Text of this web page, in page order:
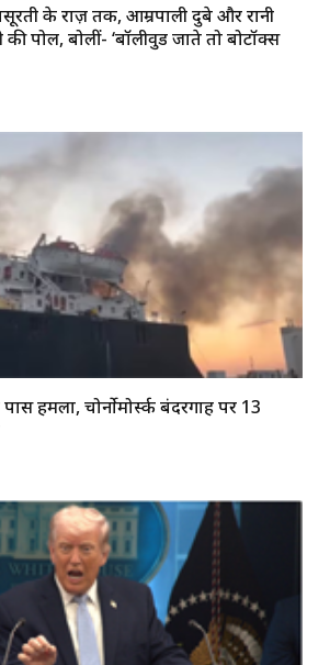
के राज़ तक, आम्रपाली दुबे और रानी
की पोल, बोलीं- ‘बॉलीवुड जाते तो बोटॉक्स
हमला, चोर्नोमोर्स्क बंदरगाह पर 13